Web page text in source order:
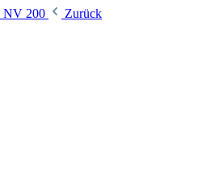
NV 200
Zurück